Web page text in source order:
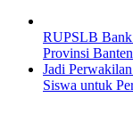
RUPSLB
Provinsi Banten
Jadi
Siswa untuk